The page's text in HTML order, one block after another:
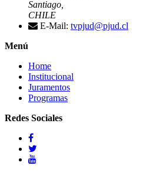
Santiago,
CHILE
E-Mail: tvpjud@pjud.cl
Menú
Home
Institucional
Juramentos
Programas
Redes Sociales